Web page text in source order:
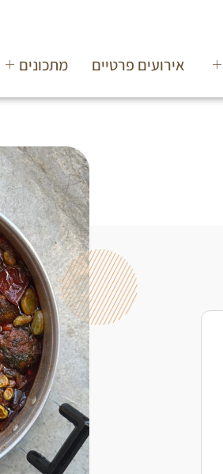
אירועים פרטיים מתכונים